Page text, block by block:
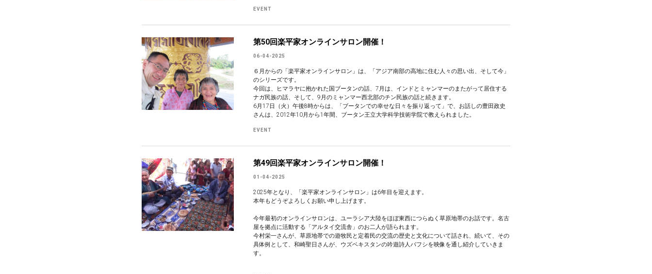
EVENT
第50回楽平家オンラインサロン開催！
06-04-2025
６月からの「楽平家オンラインサロン」は、「アジア南部の高地に住む人々の思い出、そして今」
のシリーズです。
今回は、ヒマラヤに抱かれた国ブータンの話、7月は、インドとミャンマーのまたがって居住する
ナガ民族の話、そして、9月のミャンマー西北部のチン民族の話と続きます。
6月17日（火）午後8時からは、「ブータンでの幸せな日々を振り返って」で、お話しの豊田政史
さんは、2012年10月から1年間、ブータン王立大学科学技術学院で教えられました。
EVENT
第49回楽平家オンラインサロン開催！
01-04-2025
2025年となり、「楽平家オンラインサロン」は6年目を迎えます。
本年もどうぞよろしくお願い申し上げます。
今年最初のオンラインサロンは、ユーラシア大陸をほぼ東西につらぬく草原地帯のお話です。名古
屋を拠点に活動する「アルタイ交流舎」のお二人が語られます。
今村栄一さんが、草原地帯での遊牧民と定着民の交流の歴史と文化について話され、続いて、その
具体例として、和崎聖日さんが、ウズベキスタンの吟遊詩人バフシを映像を通し紹介していきま
す。